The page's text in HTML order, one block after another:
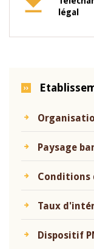
légal
Paysage
Conditions
Taux
Dispositif